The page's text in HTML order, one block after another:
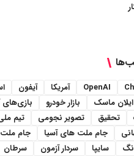
OpenAI آمریکا آیفون
ایلان ماسک بازار خودرو
بازی‌های
تحقیق تصویر نجومی
تیم
جام ملت های آسیا
جام
سایپا سردار آزمون سرطان